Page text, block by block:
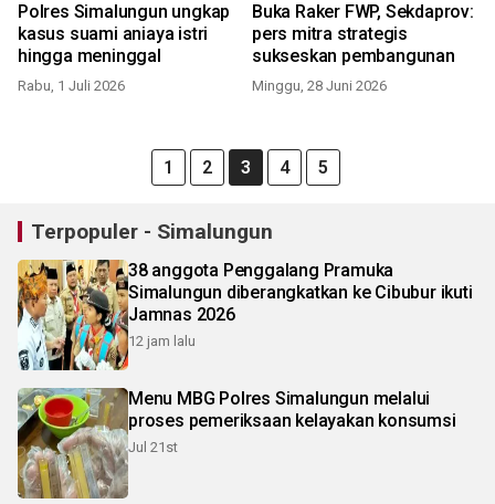
Polres Simalungun ungkap
kasus suami aniaya istri
hingga meninggal
Rabu, 1 Juli 2026
Buka Raker FWP, Sekdaprov:
pers mitra strategis
sukseskan pembangunan
Minggu, 28 Juni 2026
1 2 3 4 5
Terpopuler - Simalungun
38 anggota Penggalang Pramuka
Simalungun diberangkatkan ke Cibubur ikuti
Jamnas 2026
12 jam lalu
Menu MBG Polres Simalungun melalui
proses pemeriksaan kelayakan konsumsi
Jul 21st